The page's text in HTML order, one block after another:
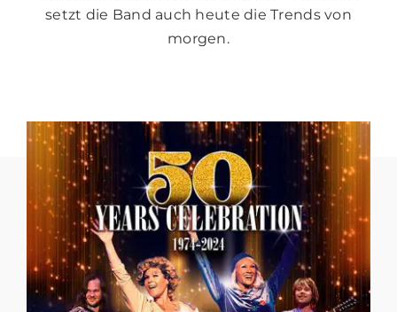
setzt die Band auch heute die Trends von
morgen.